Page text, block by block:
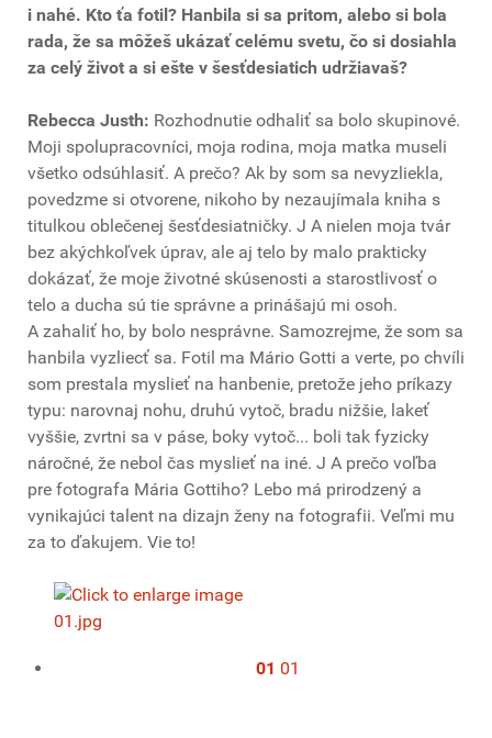
i nahé. Kto ťa fotil? Hanbila si sa pritom, alebo si bola
rada, že sa môžeš ukázať celému svetu, čo si dosiahla
za celý život a si ešte v šesťdesiatich udržiavaš?
Rebecca Justh: Rozhodnutie odhaliť sa bolo skupinové.
Moji spolupracovníci, moja rodina, moja matka museli
všetko odsúhlasiť. A prečo? Ak by som sa nevyzliekla,
povedzme si otvorene, nikoho by nezaujímala kniha s
titulkou oblečenej šesťdesiatničky. J A nielen moja tvár
bez akýchkoľvek úprav, ale aj telo by malo prakticky
dokázať, že moje životné skúsenosti a starostlivosť o
telo a ducha sú tie správne a prinášajú mi osoh.
A zahaliť ho, by bolo nesprávne. Samozrejme, že som sa
hanbila vyzliecť sa. Fotil ma Mário Gotti a verte, po chvíli
som prestala myslieť na hanbenie, pretože jeho príkazy
typu: narovnaj nohu, druhú vytoč, bradu nižšie, lakeť
vyššie, zvrtni sa v páse, boky vytoč... boli tak fyzicky
náročné, že nebol čas myslieť na iné. J A prečo voľba
pre fotografa Mária Gottiho? Lebo má prirodzený a
vynikajúci talent na dizajn ženy na fotografii. Veľmi mu
za to ďakujem. Vie to!
01 01